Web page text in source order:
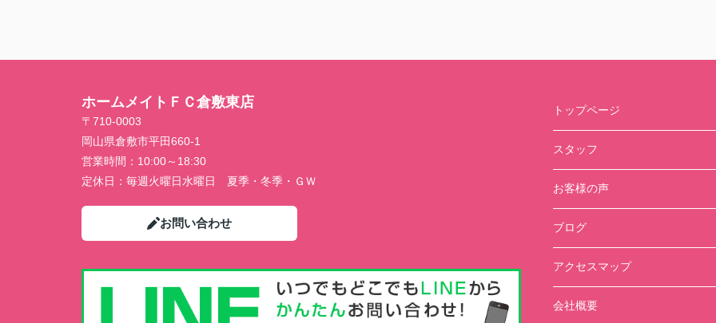
ホームメイトＦＣ倉敷東店
〒710-0003
岡山県倉敷市平田660-1
営業時間： 10:00～18:30
定休日： 毎週火曜日水曜日 夏季・冬季・ＧＷ
お問い合わせ
トップページ
スタッフ
お客様の声
ブログ
アクセスマップ
会社概要